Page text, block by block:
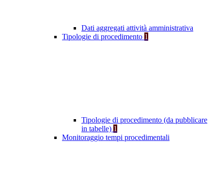
Dati aggregati attività amministrativa
Tipologie di procedimento 1
Tipologie di procedimento (da pubblicare
in tabelle) 1
Monitoraggio tempi procedimentali